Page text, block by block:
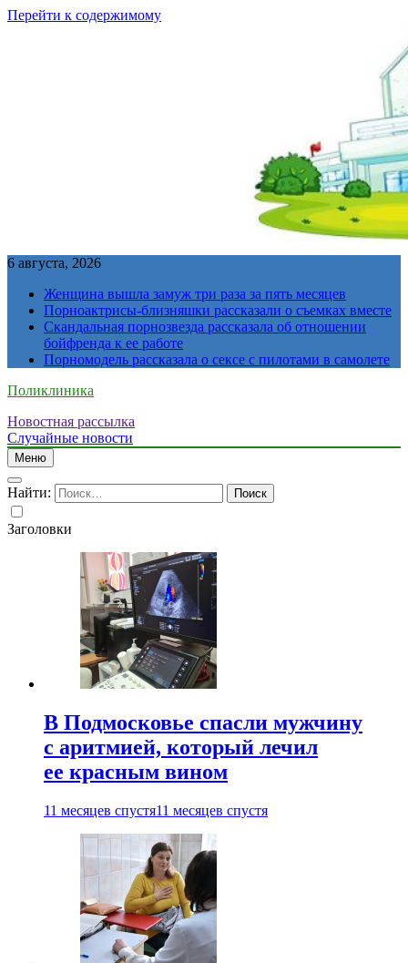
Перейти к содержимому
6 августа, 2026
Женщина вышла замуж три раза за пять месяцев
Порноактрисы-близняшки рассказали о съемках вместе
Скандальная порнозвезда рассказала об отношении
бойфренда к ее работе
Порномодель рассказала о сексе с пилотами в самолете
Поликлиника
Новостная рассылка
Случайные новости
Меню
Найти:
Заголовки
В Подмосковье спасли мужчину
с аритмией, который лечил
ее красным вином
11 месяцев спустя11 месяцев спустя